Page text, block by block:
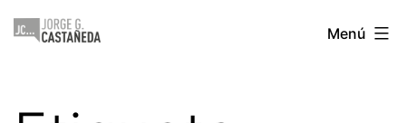
Saltar
Jorge
Menú